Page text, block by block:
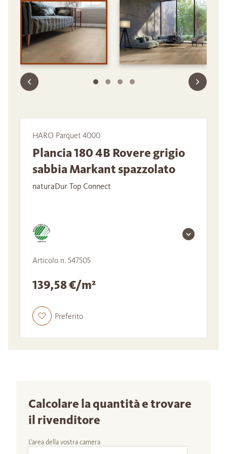
HARO Parquet 4000
Plancia 180 4B Rovere grigio
sabbia Markant spazzolato
naturaDur Top Connect
Articolo n. 547505
139,58 €/m²
Preferito
Calcolare la quantità e trovare
il rivenditore
L'area della vostra camera